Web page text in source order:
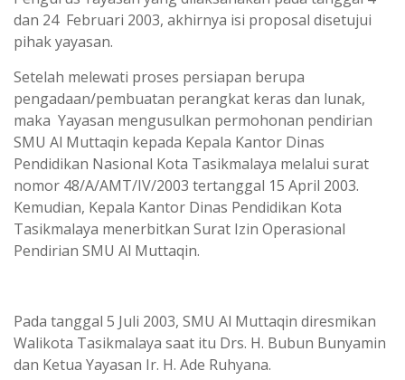
dan 24 Februari 2003, akhirnya isi proposal disetujui
pihak yayasan.
Setelah melewati proses persiapan berupa
pengadaan/pembuatan perangkat keras dan lunak,
maka Yayasan mengusulkan permohonan pendirian
SMU Al Muttaqin kepada Kepala Kantor Dinas
Pendidikan Nasional Kota Tasikmalaya melalui surat
nomor 48/A/AMT/IV/2003 tertanggal 15 April 2003.
Kemudian, Kepala Kantor Dinas Pendidikan Kota
Tasikmalaya menerbitkan Surat Izin Operasional
Pendirian SMU Al Muttaqin.
Pada tanggal 5 Juli 2003, SMU Al Muttaqin diresmikan
Walikota Tasikmalaya saat itu Drs. H. Bubun Bunyamin
dan Ketua Yayasan Ir. H. Ade Ruhyana.